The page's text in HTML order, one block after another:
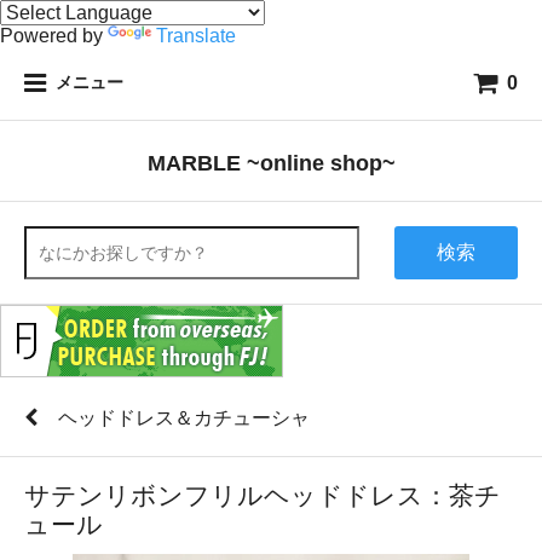
Powered by Translate
メニュー 0
MARBLE ~online shop~
検索
ヘッドドレス＆カチューシャ
サテンリボンフリルヘッドドレス：茶チ
ュール